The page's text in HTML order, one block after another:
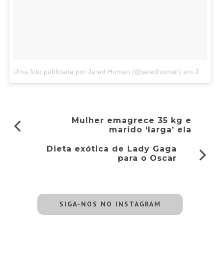
Uma foto publicada por Jared Homan (@jaredhoman) em Jan 1, 2016 às 5:36 PST
Mulher emagrece 35 kg e
marido ‘larga’ ela
Dieta exótica de Lady Gaga
para o Oscar
SIGA-NOS NO INSTAGRAM